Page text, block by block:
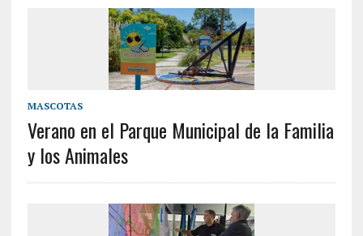
MASCOTAS
Verano en el Parque Municipal de la Familia
y los Animales